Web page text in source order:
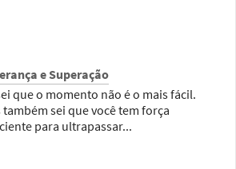
e Superação
que o momento não é o mais fácil.
também sei que você tem força
para ultrapassar...